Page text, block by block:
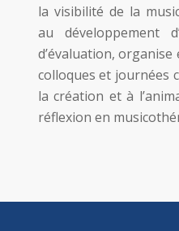
la visibilité de la
au développement
d’évaluation,
colloques et journées
la création et à
réflexion en